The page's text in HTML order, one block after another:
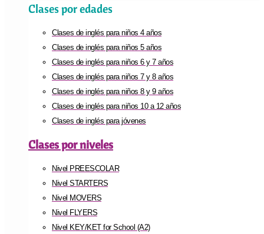
Clases por edades
Clases de inglés para niños 4 años
Clases de inglés para niños 5 años
Clases de inglés para niños 6 y 7 años
Clases de inglés para niños 7 y 8 años
Clases de inglés para niños 8 y 9 años
Clases de inglés para niños 10 a 12 años
Clases de inglés para jóvenes
Clases por niveles
Nivel PREESCOLAR
Nivel STARTERS
Nivel MOVERS
Nivel FLYERS
Nivel KEY/KET for School (A2)